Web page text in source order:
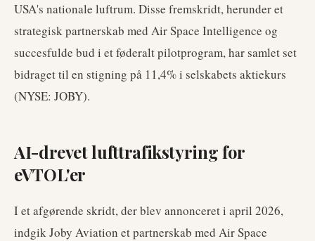
USA's nationale luftrum. Disse fremskridt, herunder et
strategisk partnerskab med Air Space Intelligence og
succesfulde bud i et føderalt pilotprogram, har samlet set
bidraget til en stigning på 11,4% i selskabets aktiekurs
(NYSE: JOBY).
AI-drevet lufttrafikstyring for
eVTOL'er
I et afgørende skridt, der blev annonceret i april 2026,
indgik Joby Aviation et partnerskab med Air Space